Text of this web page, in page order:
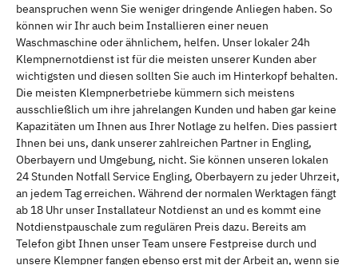
beanspruchen wenn Sie weniger dringende Anliegen haben. So
können wir Ihr auch beim Installieren einer neuen
Waschmaschine oder ähnlichem, helfen. Unser lokaler 24h
Klempnernotdienst ist für die meisten unserer Kunden aber
wichtigsten und diesen sollten Sie auch im Hinterkopf behalten.
Die meisten Klempnerbetriebe kümmern sich meistens
ausschließlich um ihre jahrelangen Kunden und haben gar keine
Kapazitäten um Ihnen aus Ihrer Notlage zu helfen. Dies passiert
Ihnen bei uns, dank unserer zahlreichen Partner in Engling,
Oberbayern und Umgebung, nicht. Sie können unseren lokalen
24 Stunden Notfall Service Engling, Oberbayern zu jeder Uhrzeit,
an jedem Tag erreichen. Während der normalen Werktagen fängt
ab 18 Uhr unser Installateur Notdienst an und es kommt eine
Notdienstpauschale zum regulären Preis dazu. Bereits am
Telefon gibt Ihnen unser Team unsere Festpreise durch und
unsere Klempner fangen ebenso erst mit der Arbeit an, wenn sie